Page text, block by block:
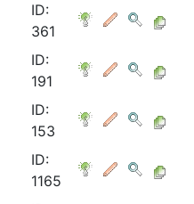
ID:
361
ID:
191
ID:
153
ID:
1165